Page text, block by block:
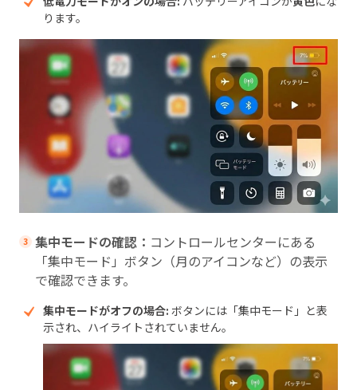
ります。
集中モードの確認： コントロールセンターにある
「集中モード」ボタン（月のアイコンなど）の表示
で確認できます。
集中モードがオフの場合: ボタンには「集中モード」と表
示され、ハイライトされていません。